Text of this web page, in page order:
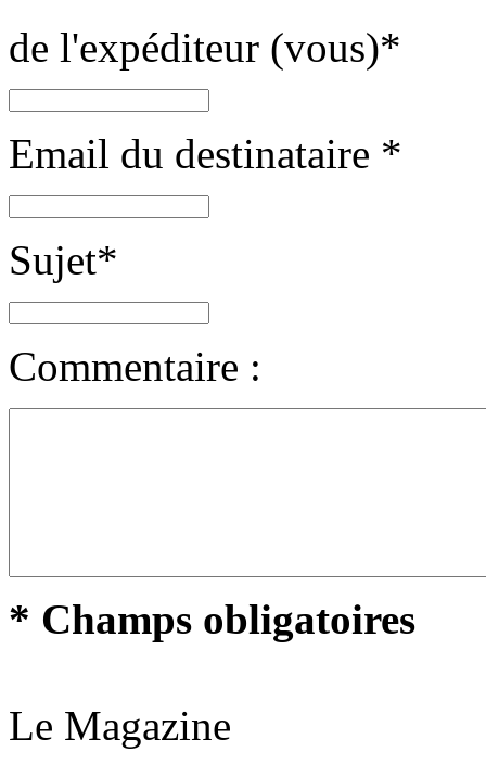
de l'expéditeur (vous)*
Email du destinataire *
Sujet*
Commentaire :
* Champs obligatoires
Le Magazine